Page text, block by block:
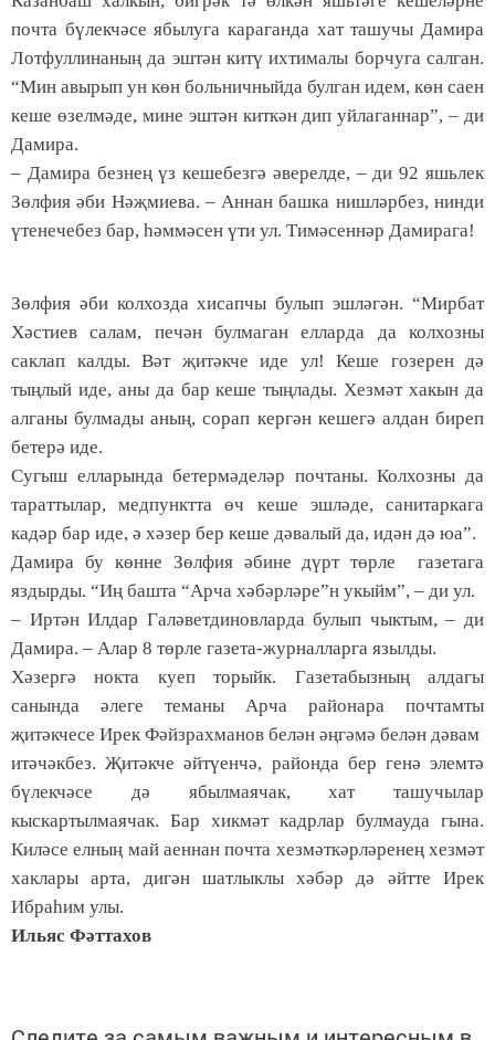
почта бүлекчәсе ябылуга караганда хат ташучы Дамира
Лотфуллинаның да эштән китү ихтималы борчуга салган.
“Мин авырып ун көн больничныйда булган идем, көн саен
кеше өзелмәде, мине эштән киткән дип уйлаганнар”, – ди
Дамира.
– Дамира безнең үз кешебезгә әверелде, – ди 92 яшьлек
Зөлфия әби Нәҗмиева. – Аннан башка нишләрбез, нинди
үтенечебез бар, һәммәсен үти ул. Тимәсеннәр Дамирага!
Зөлфия әби колхозда хисапчы булып эшләгән. “Мирбат
Хәстиев салам, печән булмаган елларда да колхозны
саклап калды. Вәт җитәкче иде ул! Кеше гозерен дә
тыңлый иде, аны да бар кеше тыңлады. Хезмәт хакын да
алганы булмады аның, сорап кергән кешегә алдан биреп
бетерә иде.
Сугыш елларында бетермәделәр почтаны. Колхозны да
тараттылар, медпунктта өч кеше эшләде, санитаркага
кадәр бар иде, ә хәзер бер кеше дәвалый да, идән дә юа”.
Дамира бу көнне Зөлфия әбине дүрт төрле газетага
яздырды. “Иң башта “Арча хәбәрләре”н укыйм”, – ди ул.
– Иртән Илдар Галәветдиновларда булып чыктым, – ди
Дамира. – Алар 8 төрле газета-журналларга язылды.
Хәзергә нокта куеп торыйк. Газетабызның алдагы
санында әлеге теманы Арча районара почтамты
җитәкчесе Ирек Фәйзрахманов белән әңгәмә белән дәвам
итәчәкбез. Җитәкче әйтүенчә, районда бер генә элемтә
бүлекчәсе дә ябылмаячак, хат ташучылар
кыскартылмаячак. Бар хикмәт кадрлар булмауда гына.
Киләсе елның май аеннан почта хезмәткәрләренең хезмәт
хаклары арта, дигән шатлыклы хәбәр дә әйтте Ирек
Ибраһим улы.
Ильяс Фәттахов